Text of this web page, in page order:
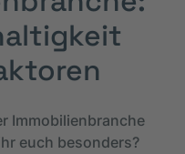
Immobilienbranche
euch besonders?